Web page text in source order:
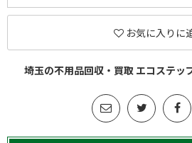
お気に入りに
埼玉の不用品回収・買取 エコステッ